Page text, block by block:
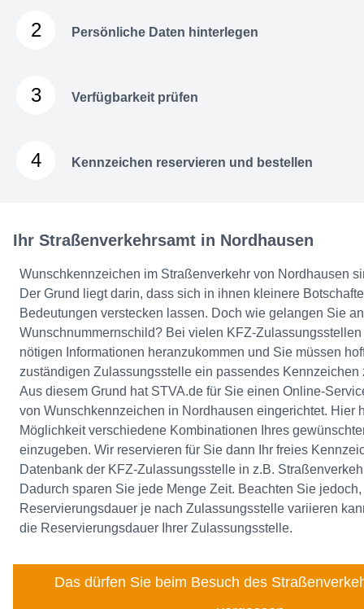
2 Persönliche Daten hinterlegen
3 Verfügbarkeit prüfen
4 Kennzeichen reservieren und bestellen
Ihr Straßenverkehrsamt in Nordhausen
Wunschkennzeichen im Straßenverkehr von Nordhausen
Der Grund liegt darin, dass sich in ihnen kleinere
Bedeutungen verstecken lassen. Doch wie gelangen Sie
Wunschnummernschild? Bei vielen KFZ-
nötigen Informationen heranzukommen und Sie müssen
zuständigen Zulassungsstelle ein passendes
Aus diesem Grund hat STVA.de für Sie einen Online-
von Wunschkennzeichen in Nordhausen eingerichtet. Hier
Möglichkeit verschiedene Kombinationen Ihres
einzugeben. Wir reservieren für Sie dann Ihr freies
Datenbank der KFZ-Zulassungsstelle in z.B.
Dadurch sparen Sie jede Menge Zeit. Beachten Sie
Reservierungsdauer je nach Zulassungsstelle variieren
die Reservierungsdauer Ihrer Zulassungsstelle.
Das dürfen Sie beim Besuch des